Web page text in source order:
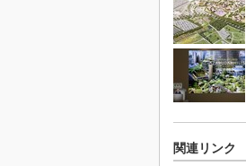
関連リンク